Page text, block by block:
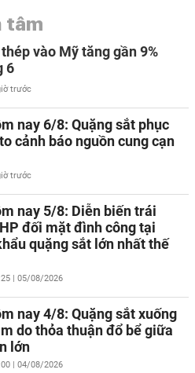
tâm
vào Mỹ tăng gần 9%
6
trước
nay 6/8: Quặng sắt phục
cảnh báo nguồn cung cạn
trước
nay 5/8: Diễn biến trái
đối mặt đình công tại
quặng sắt lớn nhất thế
| 05/08/2026
nay 4/8: Quặng sắt xuống
do thỏa thuận đổ bể giữa
lớn
| 04/08/2026